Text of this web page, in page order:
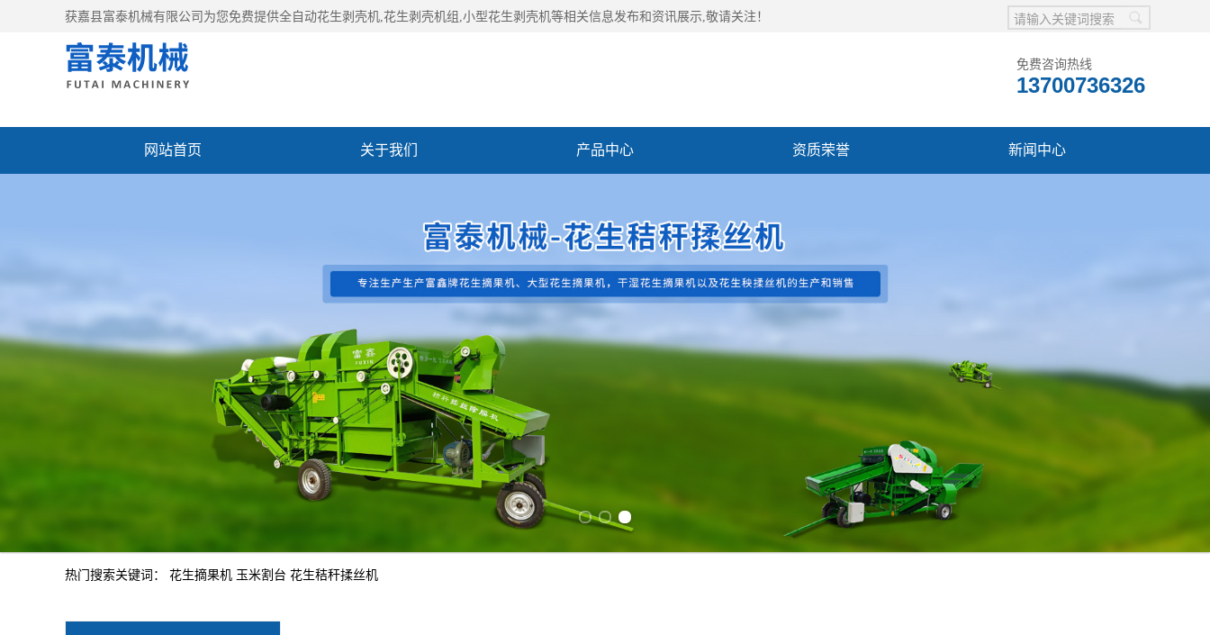
获嘉县富泰机械有限公司为您免费提供全自动花生剥壳机,花生剥壳机组,小型花生剥壳机等相关信息发布和资讯展示,敬请关注！
免费咨询热线
13700736326
网站首页 关于我们 产品中心 资质荣誉 新闻中心
热门搜索关键词： 花生摘果机 玉米割台 花生秸秆揉丝机